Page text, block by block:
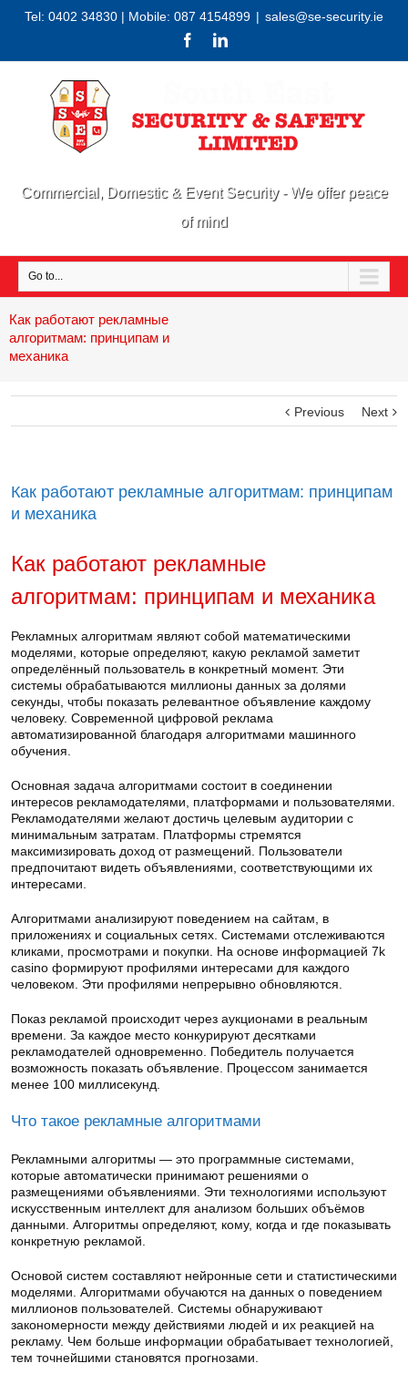
Tel: 0402 34830 | Mobile: 087 4154899 | sales@se-security.ie
Commercial, Domestic & Event Security - We offer peace
of mind
Go to...
Как работают рекламные
алгоритмам: принципам и
механика
Previous Next
Как работают рекламные алгоритмам: принципам
и механика
Как работают рекламные
алгоритмам: принципам и механика
Рекламных алгоритмам являют собой математическими
моделями, которые определяют, какую рекламой заметит
определённый пользователь в конкретный момент. Эти
системы обрабатываются миллионы данных за долями
секунды, чтобы показать релевантное объявление каждому
человеку. Современной цифровой реклама
автоматизированной благодаря алгоритмами машинного
обучения.
Основная задача алгоритмами состоит в соединении
интересов рекламодателями, платформами и пользователями.
Рекламодателями желают достичь целевым аудитории с
минимальным затратам. Платформы стремятся
максимизировать доход от размещений. Пользователи
предпочитают видеть объявлениями, соответствующими их
интересами.
Алгоритмами анализируют поведением на сайтам, в
приложениях и социальных сетях. Системами отслеживаются
кликами, просмотрами и покупки. На основе информацией 7k
casino формируют профилями интересами для каждого
человеком. Эти профилями непрерывно обновляются.
Показ рекламой происходит через аукционами в реальным
времени. За каждое место конкурируют десятками
рекламодателей одновременно. Победитель получается
возможность показать объявление. Процессом занимается
менее 100 миллисекунд.
Что такое рекламные алгоритмами
Рекламными алгоритмы — это программные системами,
которые автоматически принимают решениями о
размещениями объявлениями. Эти технологиями используют
искусственным интеллект для анализом больших объёмов
данными. Алгоритмы определяют, кому, когда и где показывать
конкретную рекламой.
Основой систем составляют нейронные сети и статистическими
моделями. Алгоритмами обучаются на данных о поведением
миллионов пользователей. Системы обнаруживают
закономерности между действиями людей и их реакцией на
рекламу. Чем больше информации обрабатывает технологией,
тем точнейшими становятся прогнозами.